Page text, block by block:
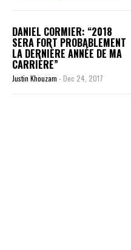
DANIEL CORMIER: “2018
SERA FORT PROBABLEMENT
LA DERNIÈRE ANNÉE DE MA
CARRIÈRE”
Justin Khouzam - Dec 24, 2017